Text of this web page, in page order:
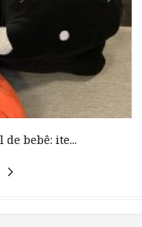
de bebê: ite...